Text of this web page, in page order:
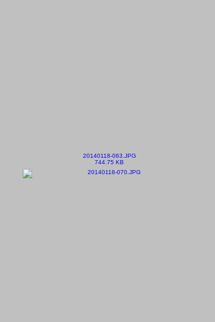
20140118-063.JPG
744.75 KB